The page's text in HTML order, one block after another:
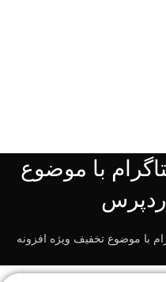
با موضوع
با موضوع تخفیف ویژه افزونه